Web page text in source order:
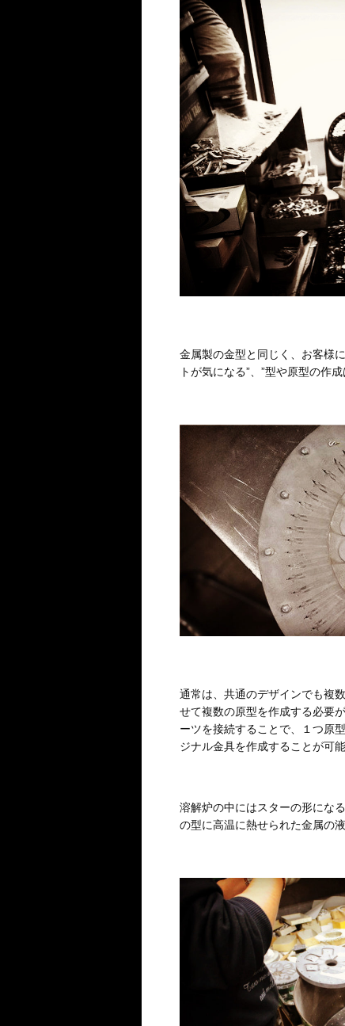
金属製の金型と同じく、お客様
トが気になる”、”型や原型の作
通常は、共通のデザインでも複
せて複数の原型を作成する必要
ーツを接続することで、１つ原
ジナル金具を作成することが可
溶解炉の中にはスターの形にな
の型に高温に熱せられた金属の